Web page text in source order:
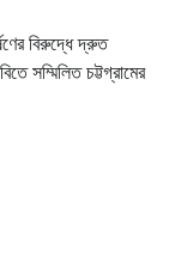
বিরুদ্ধে দ্রুত
সম্মিলিত চট্টগ্রামের